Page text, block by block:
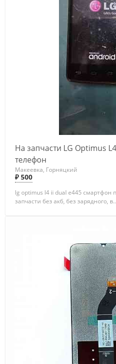
На запчасти LG Optimus
телефон
Макеевка, Горняцкий
₽ 500
lg optimus l4 ii dual e445 смартфон
запчасти без акб, без зарядного,